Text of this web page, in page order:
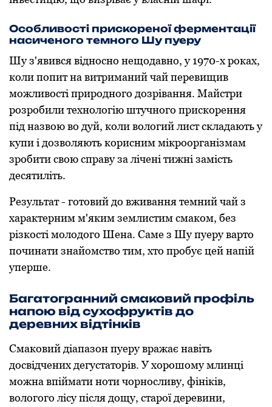
Особливості прискореної ферментації
насиченого темного Шу пуеру
Шу з'явився відносно нещодавно, у 1970-х роках,
коли попит на витриманий чай перевищив
можливості природного дозрівання. Майстри
розробили технологію штучного прискорення
під назвою во дуй, коли вологий лист складають у
купи і дозволяють корисним мікроорганізмам
зробити свою справу за лічені тижні замість
десятиліть.
Результат - готовий до вживання темний чай з
характерним м'яким землистим смаком, без
різкості молодого Шена. Саме з Шу пуеру варто
починати знайомство тим, хто пробує цей напій
уперше.
Багатогранний смаковий профіль
напою від сухофруктів до
деревних відтінків
Смаковий діапазон пуеру вражає навіть
досвідчених дегустаторів. У хорошому млинці
можна впіймати ноти чорносливу, фініків,
вологого лісу після дощу, старої деревини,